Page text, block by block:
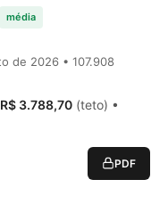
média
de 2026 • 107.908
R$ 3.788,70 (teto) •
PDF